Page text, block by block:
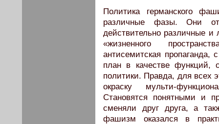
Политика германского
различные фазы. Они
действительно различные
«жизненного
антисемитская
план в качестве функций,
политики. Правда, для всех
окраску мульти-
Становятся понятными и
сменяли друг друга, а
фашизм оказался в